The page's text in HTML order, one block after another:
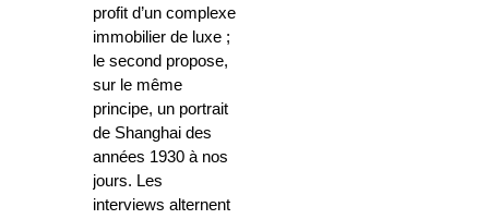
profit d’un complexe
immobilier de luxe ;
le second propose,
sur le même
principe, un portrait
de Shanghai des
années 1930 à nos
jours. Les
interviews alternent